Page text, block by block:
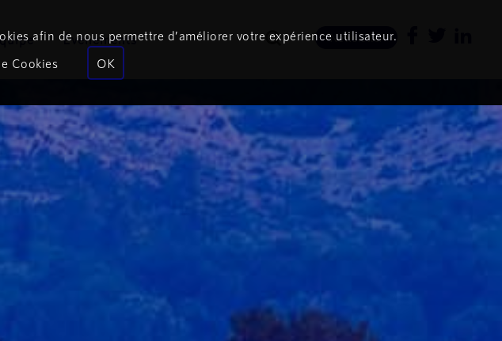
Newsletter
Événements
afin de nous permettre d’améliorer votre expérience utilisateur.
Cookies
OK